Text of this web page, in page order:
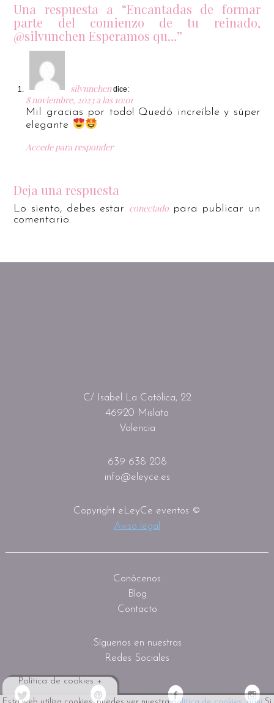
Política de cookies +
Una respuesta a “Encantadas de formar
parte del comienzo de tu reinado,
@silvunchen Esperamos qu…”
silvunchen dice:
8 noviembre, 2023 a las 10:01
Mil gracias por todo! Quedó increíble y súper
elegante
Accede para responder
Deja una respuesta
Lo siento, debes estar conectadopara publicar un
comentario.
C/ Isabel La Católica, 22
46920 Mislata
Valencia
639 638 208
info@eleyce.es
Copyright eLeyCe eventos ©
Aviso legal
Conócenos
Blog
Contacto
Síguenos en nuestras
Redes Sociales